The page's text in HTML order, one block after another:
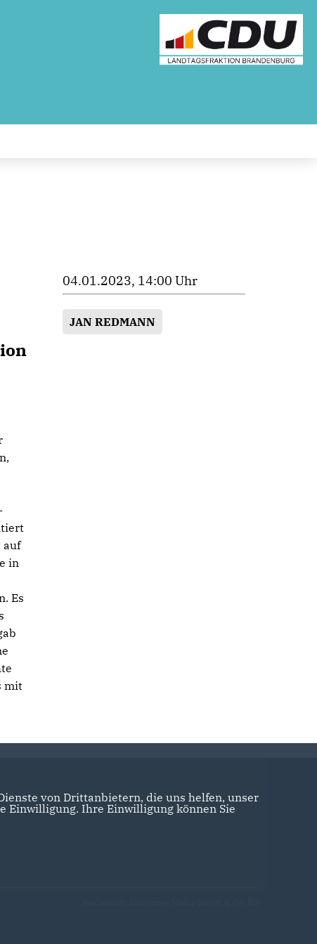
auf
in
Es
mit
04.01.2023, 14:00 Uhr
JAN REDMANN
von Drittanbietern, die uns helfen, unser
Einwilligung. Ihre Einwilligung können Sie